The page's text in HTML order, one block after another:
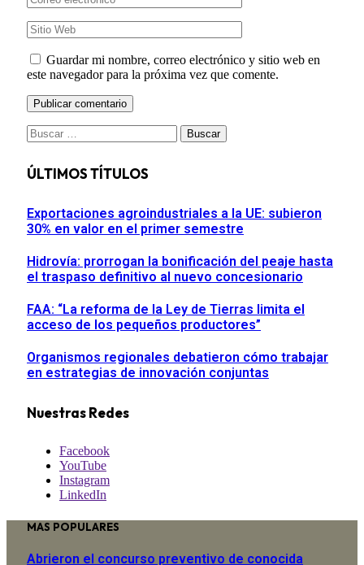
Guardar mi nombre, correo electrónico y sitio web en
este navegador para la próxima vez que comente.
Buscar:
ÚLTIMOS TÍTULOS
Exportaciones agroindustriales a la UE: subieron
30% en valor en el primer semestre
Hidrovía: prorrogan la bonificación del peaje hasta
el traspaso definitivo al nuevo concesionario
FAA: “La reforma de la Ley de Tierras limita el
acceso de los pequeños productores”
Organismos regionales debatieron cómo trabajar
en estrategias de innovación conjuntas
Nuestras Redes
Facebook
YouTube
Instagram
LinkedIn
MAS POPULARES
Abrieron el concurso preventivo de conocida